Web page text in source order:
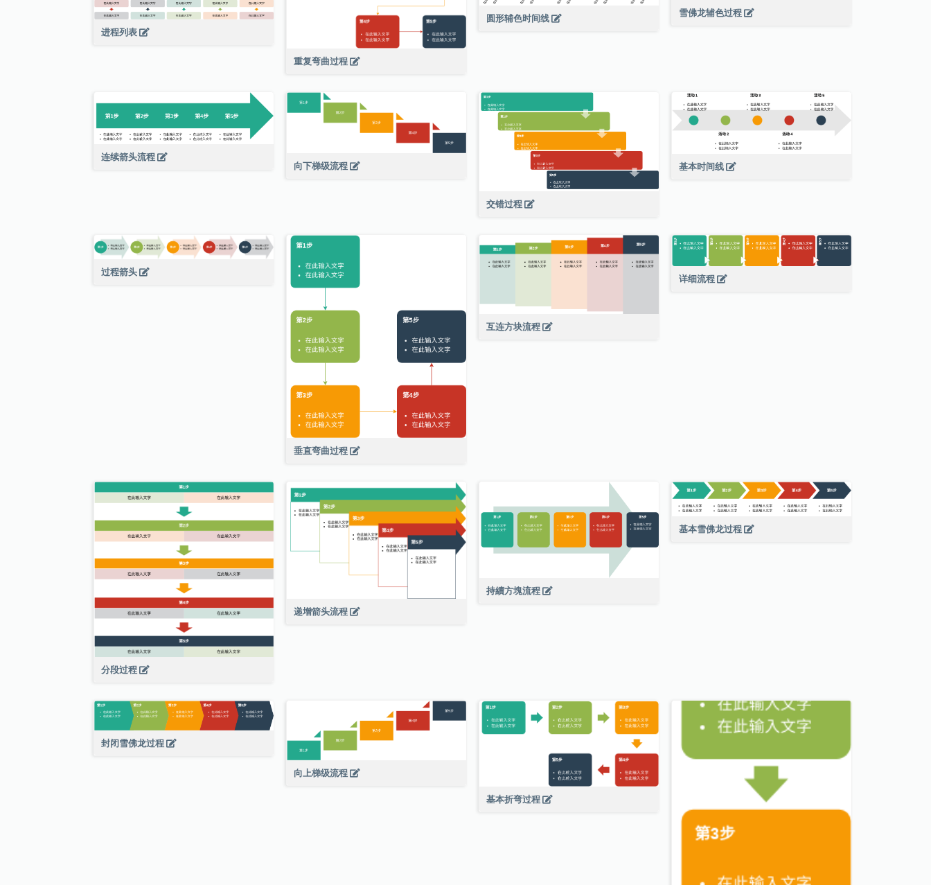
进程列表
重复弯曲过程
圆形辅色时间线 雪佛龙辅色过程
连续箭头流程
向下梯级流程
交错过程
基本时间线
过程箭头
垂直弯曲过程
互连方块流程
详细流程
分段过程
递增箭头流程
持續方塊流程
基本雪佛龙过程
封闭雪佛龙过程
向上梯级流程
基本折弯过程